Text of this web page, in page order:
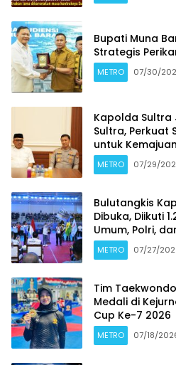
Bupati Muna
Strategis
METRO 07/30/
Kapolda Sultra
Sultra, Perkuat
untuk
METRO 07/29/
Bulutangkis
Dibuka, Diikuti
Umum, Polri,
METRO 07/27/
Tim
Medali di
Cup Ke-7 2026
METRO 07/18/